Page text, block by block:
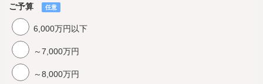
ご予算 任意
6,000万円以下
～7,000万円
～8,000万円